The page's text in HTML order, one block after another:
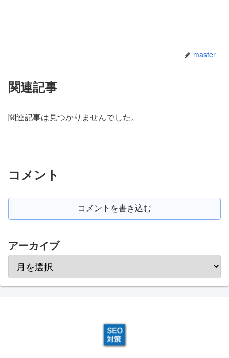
master
関連記事
関連記事は見つかりませんでした。
コメント
コメントを書き込む
アーカイブ